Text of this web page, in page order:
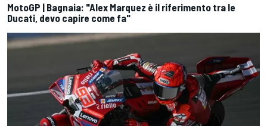
MotoGP | Bagnaia: "Alex Marquez è il riferimento tra le
Ducati, devo capire come fa"